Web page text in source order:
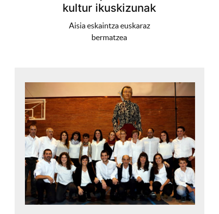
kultur ikuskizunak
Aisia eskaintza euskaraz
bermatzea